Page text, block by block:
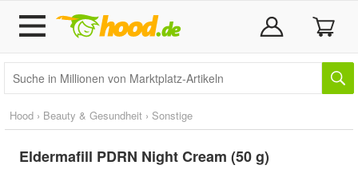
Hood › Beauty & Gesundheit › Sonstige
Eldermafill PDRN Night Cream (50 g)